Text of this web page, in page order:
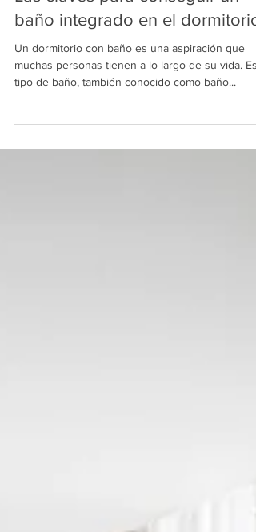
Las claves para conseguir un
baño integrado en el dormitorio
Un dormitorio con baño es una aspiración que
muchas personas tienen a lo largo de su vida.